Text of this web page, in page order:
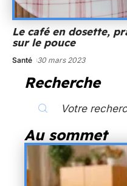
Le café en dosette,
sur le pouce
Santé 30 mars 2023
Recherche
Au sommet